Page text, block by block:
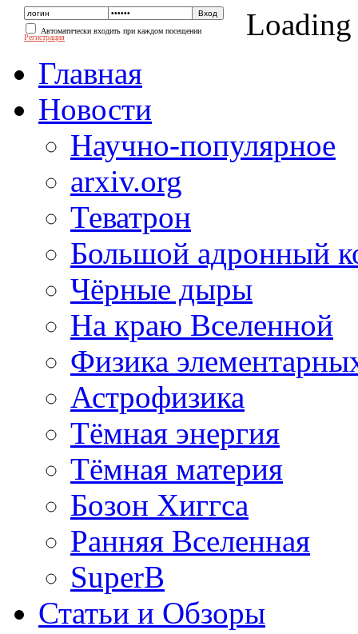
Автоматически входить при каждом посещении
Регистрация
Loading
Главная
Новости
Научно-популярное
arxiv.org
Теватрон
Большой адронный
Чёрные дыры
На краю Вселенной
Физика
Астрофизика
Тёмная энергия
Тёмная материя
Бозон Хиггса
Ранняя Вселенная
SuperB
Статьи и Обзоры